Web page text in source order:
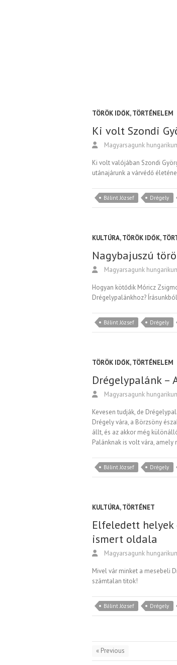
TÖRÖK IDŐK,TÖRTÉNELEM
Ki volt Szondi
Magyarsagunk
Ki volt valójában Szondi
utánajárunk a várvédő
Bálint József Drégely
KULTÚRA,TÖRÖK IDŐK,
Nagybajuszú
Magyarsagunk
Hogyan kötődik Móricz
Drégelypalánkhoz?
Bálint József Drégely
TÖRÖK IDŐK,TÖRTÉNELEM
Drégelypalánk –
Magyarsagunk
Kevesen tudják, de
Drégely vára, a Börzsöny
állt, és az akkor még
Palánknak is volt vára,
Bálint József Drégely
KULTÚRA,TÖRTÉNET
Elfeledett helyek
ismert oldala
Magyarsagunk
Mivel vár minket a mesebeli
számtalan titok!
Bálint József Drégely
« Previous